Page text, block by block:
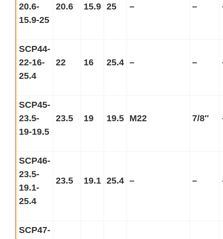
20.6-
15.9-25
20.6 15.9 25 – –
SCP44-
22-16-
25.4
22 16 25.4 – –
SCP45-
23.5-
19-19.5
23.5 19 19.5 M22 7/8″
SCP46-
23.5-
19.1-
25.4
23.5 19.1 25.4 – –
SCP47-